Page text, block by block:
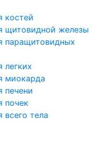
костей
щитовидной железы
паращитовидных
легких
миокарда
печени
почек
всего тела